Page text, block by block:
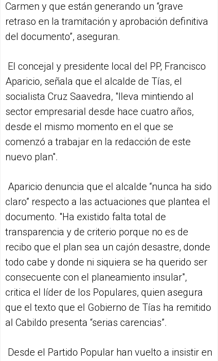
Carmen y que están generando un “grave
retraso en la tramitación y aprobación definitiva
del documento”, aseguran.
El concejal y presidente local del PP, Francisco
Aparicio, señala que el alcalde de Tías, el
socialista Cruz Saavedra, "lleva mintiendo al
sector empresarial desde hace cuatro años,
desde el mismo momento en el que se
comenzó a trabajar en la redacción de este
nuevo plan".
Aparicio denuncia que el alcalde “nunca ha sido
claro” respecto a las actuaciones que plantea el
documento. "Ha existido falta total de
transparencia y de criterio porque no es de
recibo que el plan sea un cajón desastre, donde
todo cabe y donde ni siquiera se ha querido ser
consecuente con el planeamiento insular",
critica el líder de los Populares, quien asegura
que el texto que el Gobierno de Tías ha remitido
al Cabildo presenta “serias carencias”.
Desde el Partido Popular han vuelto a insistir en